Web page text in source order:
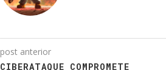
post anterior
CIBERATAQUE COMPROMETE